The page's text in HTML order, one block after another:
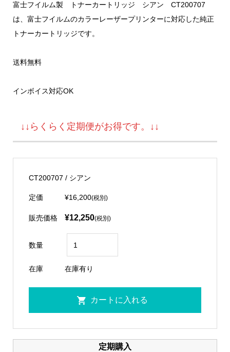
富士フイルム製 トナーカートリッジ シアン CT200707
は、富士フイルムのカラーレーザープリンターに対応した純正
トナーカートリッジです。
送料無料
インボイス対応OK
↓↓らくらく定期便がお得です。↓↓
CT200707 / シアン
定価 ¥16,200(税別)
販売価格 ¥12,250(税別)
数量
在庫 在庫有り
定期購入